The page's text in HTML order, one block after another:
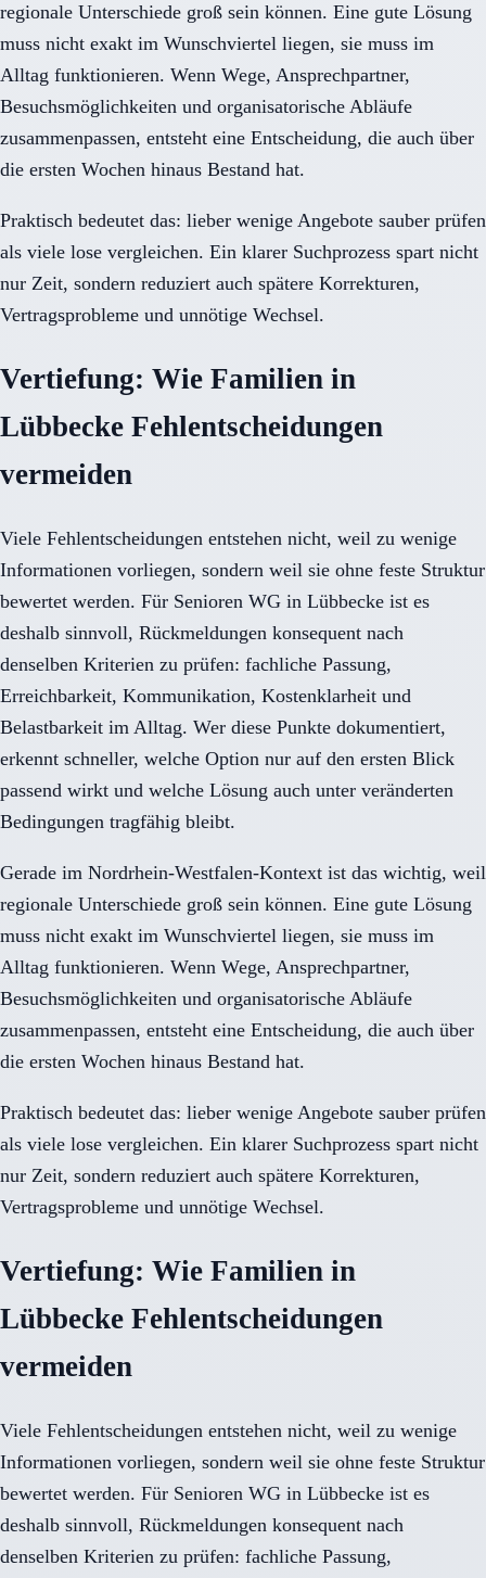
regionale Unterschiede groß sein können. Eine gute Lösung
muss nicht exakt im Wunschviertel liegen, sie muss im
Alltag funktionieren. Wenn Wege, Ansprechpartner,
Besuchsmöglichkeiten und organisatorische Abläufe
zusammenpassen, entsteht eine Entscheidung, die auch über
die ersten Wochen hinaus Bestand hat.
Praktisch bedeutet das: lieber wenige Angebote sauber prüfen
als viele lose vergleichen. Ein klarer Suchprozess spart nicht
nur Zeit, sondern reduziert auch spätere Korrekturen,
Vertragsprobleme und unnötige Wechsel.
Vertiefung: Wie Familien in
Lübbecke Fehlentscheidungen
vermeiden
Viele Fehlentscheidungen entstehen nicht, weil zu wenige
Informationen vorliegen, sondern weil sie ohne feste Struktur
bewertet werden. Für Senioren WG in Lübbecke ist es
deshalb sinnvoll, Rückmeldungen konsequent nach
denselben Kriterien zu prüfen: fachliche Passung,
Erreichbarkeit, Kommunikation, Kostenklarheit und
Belastbarkeit im Alltag. Wer diese Punkte dokumentiert,
erkennt schneller, welche Option nur auf den ersten Blick
passend wirkt und welche Lösung auch unter veränderten
Bedingungen tragfähig bleibt.
Gerade im Nordrhein-Westfalen-Kontext ist das wichtig, weil
regionale Unterschiede groß sein können. Eine gute Lösung
muss nicht exakt im Wunschviertel liegen, sie muss im
Alltag funktionieren. Wenn Wege, Ansprechpartner,
Besuchsmöglichkeiten und organisatorische Abläufe
zusammenpassen, entsteht eine Entscheidung, die auch über
die ersten Wochen hinaus Bestand hat.
Praktisch bedeutet das: lieber wenige Angebote sauber prüfen
als viele lose vergleichen. Ein klarer Suchprozess spart nicht
nur Zeit, sondern reduziert auch spätere Korrekturen,
Vertragsprobleme und unnötige Wechsel.
Vertiefung: Wie Familien in
Lübbecke Fehlentscheidungen
vermeiden
Viele Fehlentscheidungen entstehen nicht, weil zu wenige
Informationen vorliegen, sondern weil sie ohne feste Struktur
bewertet werden. Für Senioren WG in Lübbecke ist es
deshalb sinnvoll, Rückmeldungen konsequent nach
denselben Kriterien zu prüfen: fachliche Passung,